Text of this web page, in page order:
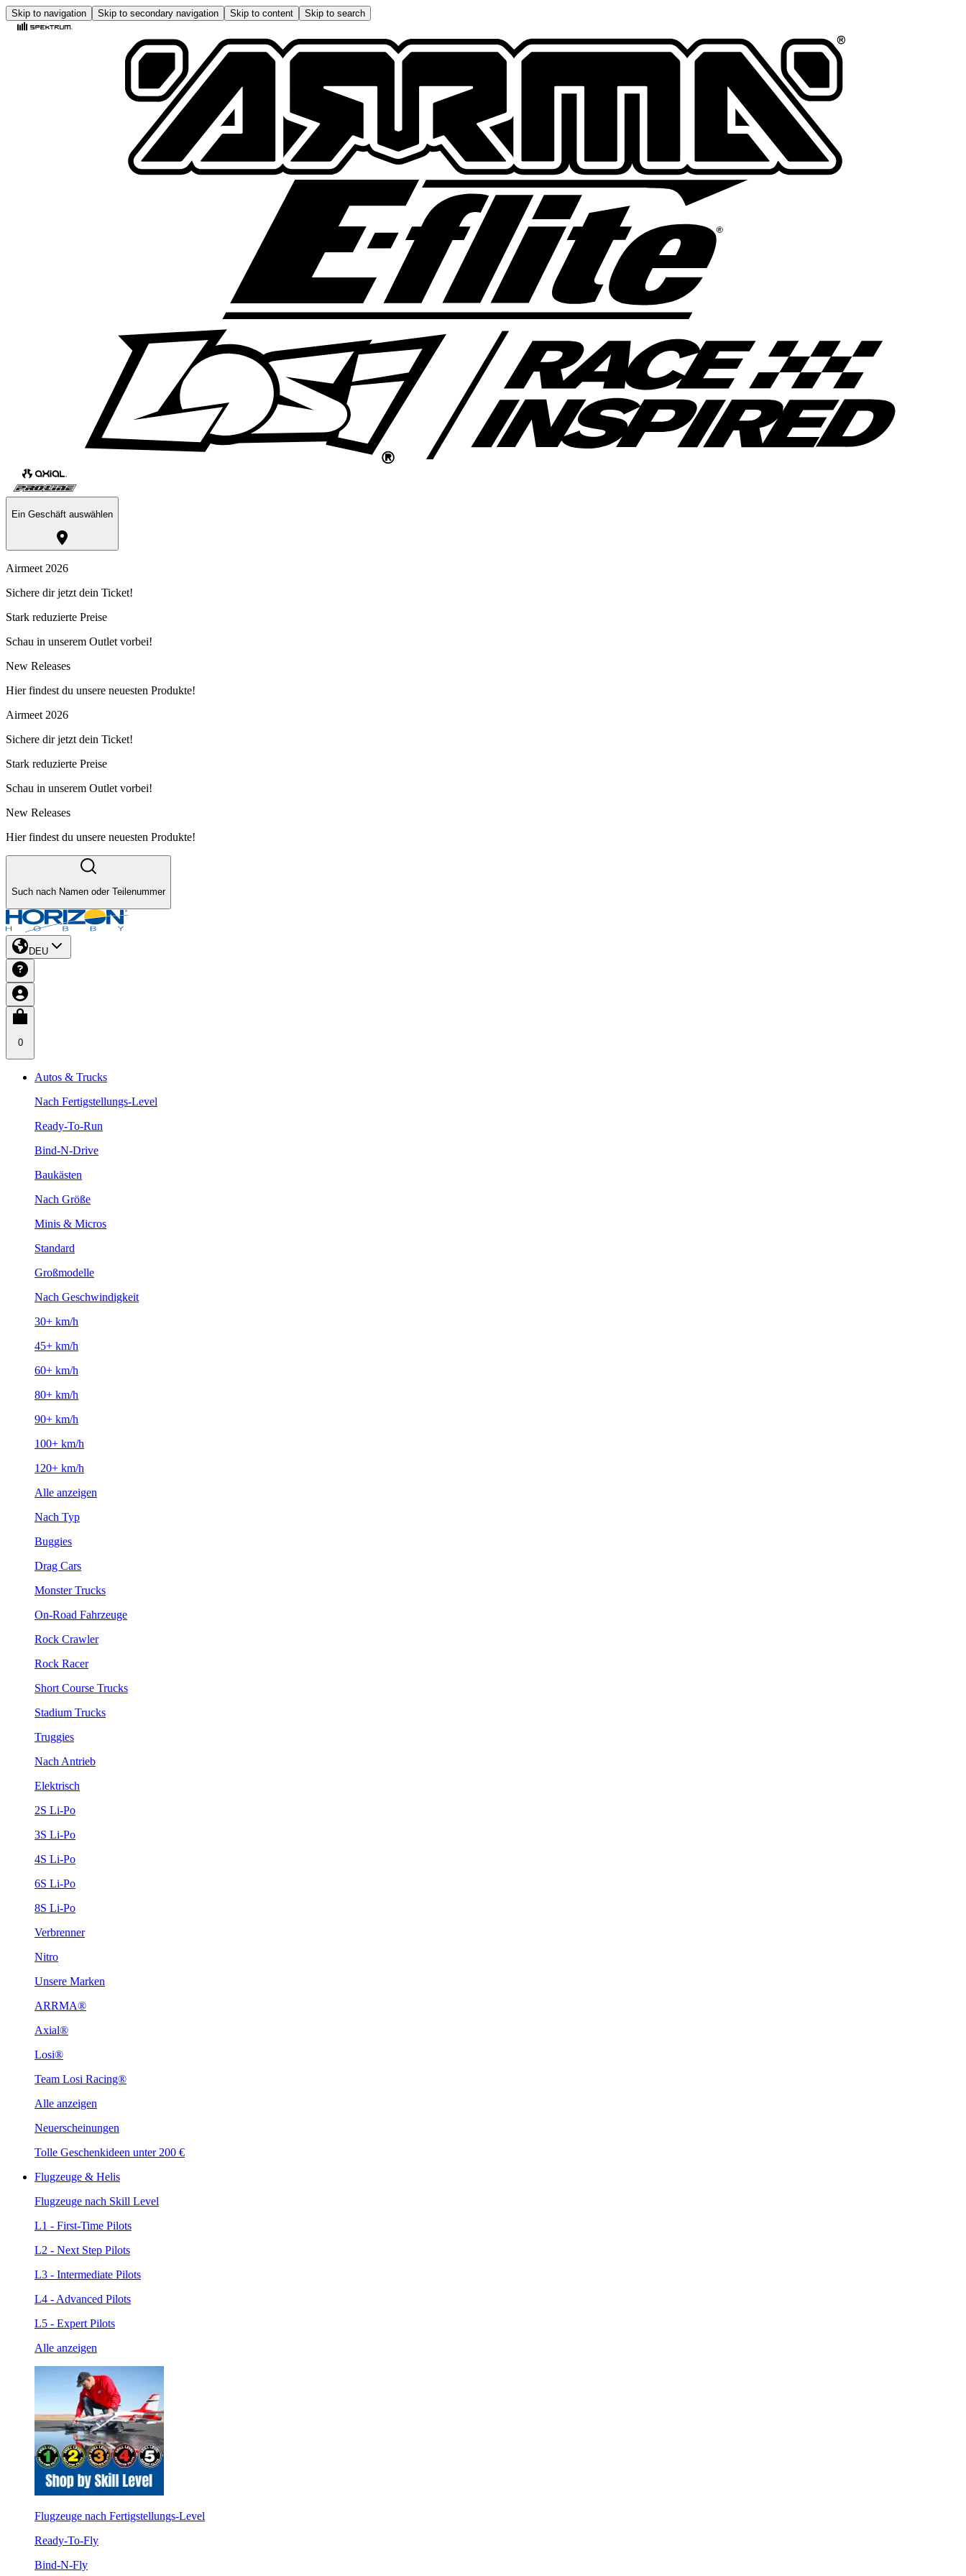
Skip to navigation Skip to secondary navigation Skip to content Skip to search
Ein Geschäft auswählen
Airmeet 2026
Sichere dir jetzt dein Ticket!
Stark reduzierte Preise
Schau in unserem Outlet vorbei!
New Releases
Hier findest du unsere neuesten Produkte!
Airmeet 2026
Sichere dir jetzt dein Ticket!
Stark reduzierte Preise
Schau in unserem Outlet vorbei!
New Releases
Hier findest du unsere neuesten Produkte!
Such nach Namen oder Teilenummer
DEU
0
Autos & Trucks
Nach Fertigstellungs-Level
Ready-To-Run
Bind-N-Drive
Baukästen
Nach Größe
Minis & Micros
Standard
Großmodelle
Nach Geschwindigkeit
30+ km/h
45+ km/h
60+ km/h
80+ km/h
90+ km/h
100+ km/h
120+ km/h
Alle anzeigen
Nach Typ
Buggies
Drag Cars
Monster Trucks
On-Road Fahrzeuge
Rock Crawler
Rock Racer
Short Course Trucks
Stadium Trucks
Truggies
Nach Antrieb
Elektrisch
2S Li-Po
3S Li-Po
4S Li-Po
6S Li-Po
8S Li-Po
Verbrenner
Nitro
Unsere Marken
ARRMA®
Axial®
Losi®
Team Losi Racing®
Alle anzeigen
Neuerscheinungen
Tolle Geschenkideen unter 200 €
Flugzeuge & Helis
Flugzeuge nach Skill Level
L1 - First-Time Pilots
L2 - Next Step Pilots
L3 - Intermediate Pilots
L4 - Advanced Pilots
L5 - Expert Pilots
Alle anzeigen
Flugzeuge nach Fertigstellungs-Level
Ready-To-Fly
Bind-N-Fly